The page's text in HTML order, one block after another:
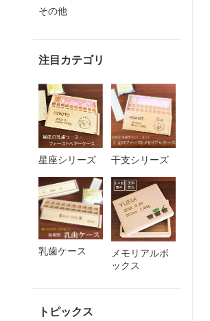
その他
注目カテゴリ
星座シリーズ 干支シリーズ
乳歯ケース
メモリアルボ
ックス
トピックス